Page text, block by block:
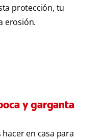
protección, tu
erosión.
y garganta
en casa para